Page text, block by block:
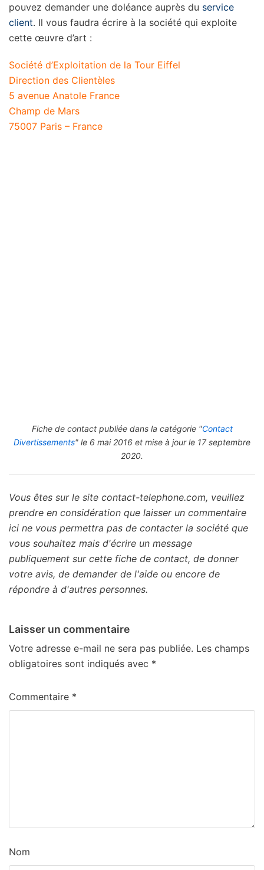
pouvez demander une doléance auprès du service
client. Il vous faudra écrire à la société qui exploite
cette œuvre d’art :
Société d’Exploitation de la Tour Eiffel
Direction des Clientèles
5 avenue Anatole France
Champ de Mars
75007 Paris – France
Fiche de contact publiée dans la catégorie "Contact
Divertissements" le 6 mai 2016 et mise à jour le 17 septembre
2020.
Vous êtes sur le site contact-telephone.com, veuillez
prendre en considération que laisser un commentaire
ici ne vous permettra pas de contacter la société que
vous souhaitez mais d'écrire un message
publiquement sur cette fiche de contact, de donner
votre avis, de demander de l'aide ou encore de
répondre à d'autres personnes.
Laisser un commentaire
Votre adresse e-mail ne sera pas publiée. Les champs
obligatoires sont indiqués avec *
Commentaire *
Nom